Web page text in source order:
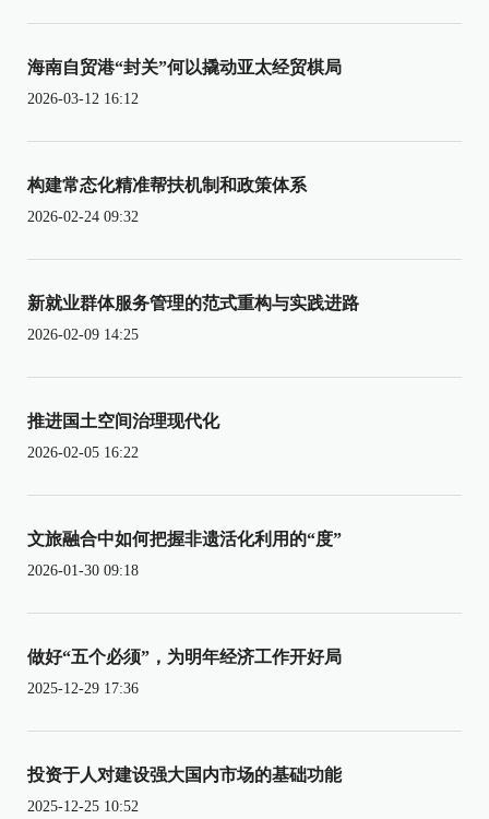
海南自贸港“封关”何以撬动亚太经贸棋局
2026-03-12 16:12
构建常态化精准帮扶机制和政策体系
2026-02-24 09:32
新就业群体服务管理的范式重构与实践进路
2026-02-09 14:25
推进国土空间治理现代化
2026-02-05 16:22
文旅融合中如何把握非遗活化利用的“度”
2026-01-30 09:18
做好“五个必须”，为明年经济工作开好局
2025-12-29 17:36
投资于人对建设强大国内市场的基础功能
2025-12-25 10:52